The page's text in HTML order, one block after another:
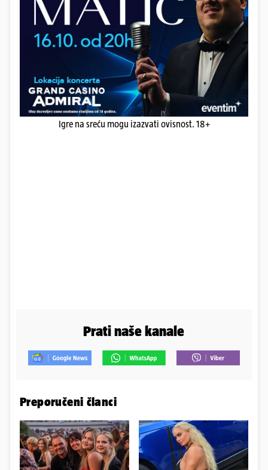
Igre na sreću mogu izazvati ovisnost. 18+
Prati naše kanale
Preporučeni članci